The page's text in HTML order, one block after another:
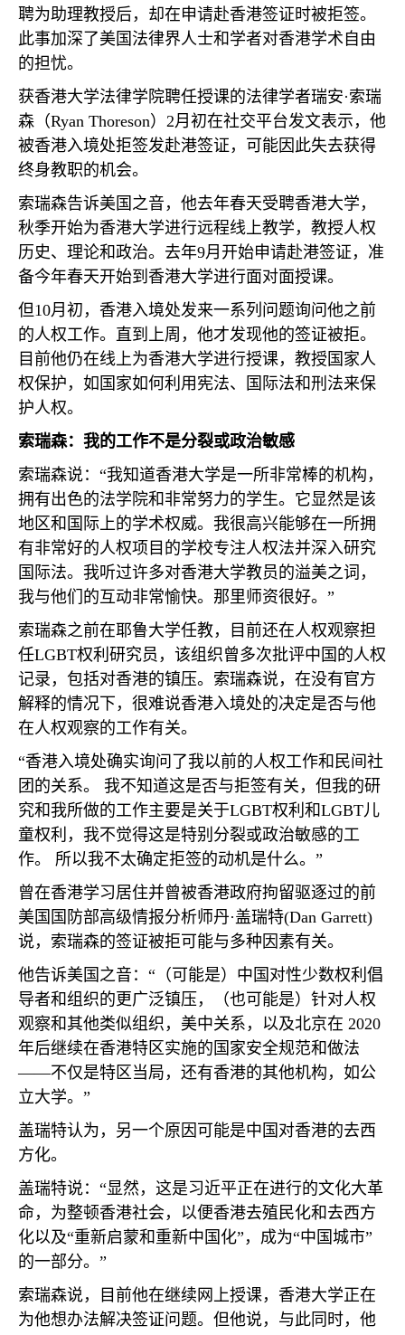
聘为助理教授后，却在申请赴香港签证时被拒签。
此事加深了美国法律界人士和学者对香港学术自由
的担忧。
获香港大学法律学院聘任授课的法律学者瑞安·索瑞
森（Ryan Thoreson） 2月初在社交平台发文表示，他
被香港入境处拒签发赴港签证，可能因此失去获得
终身教职的机会。
索瑞森告诉美国之音，他去年春天受聘香港大学，
秋季开始为香港大学进行远程线上教学，教授人权
历史、理论和政治。去年9月开始申请赴港签证，准
备今年春天开始到香港大学进行面对面授课。
但10月初，香港入境处发来一系列问题询问他之前
的人权工作。直到上周，他才发现他的签证被拒。
目前他仍在线上为香港大学进行授课，教授国家人
权保护，如国家如何利用宪法、国际法和刑法来保
护人权。
索瑞森：我的工作不是分裂或政治敏感
索瑞森说：“我知道香港大学是一所非常棒的机构，
拥有出色的法学院和非常努力的学生。它显然是该
地区和国际上的学术权威。我很高兴能够在一所拥
有非常好的人权项目的学校专注人权法并深入研究
国际法。我听过许多对香港大学教员的溢美之词，
我与他们的互动非常愉快。那里师资很好。”
索瑞森之前在耶鲁大学任教，目前还在人权观察担
任LGBT权利研究员，该组织曾多次批评中国的人权
记录，包括对香港的镇压。索瑞森说，在没有官方
解释的情况下，很难说香港入境处的决定是否与他
在人权观察的工作有关。
“香港入境处确实询问了我以前的人权工作和民间社
团的关系。 我不知道这是否与拒签有关，但我的研
究和我所做的工作主要是关于LGBT权利和LGBT儿
童权利，我不觉得这是特别分裂或政治敏感的工
作。 所以我不太确定拒签的动机是什么。”
曾在香港学习居住并曾被香港政府拘留驱逐过的前
美国国防部高级情报分析师丹·盖瑞特(Dan Garrett)
说，索瑞森的签证被拒可能与多种因素有关。
他告诉美国之音：“（可能是）中国对性少数权利倡
导者和组织的更广泛镇压，（也可能是）针对人权
观察和其他类似组织，美中关系，以及北京在 2020
年后继续在香港特区实施的国家安全规范和做法
——不仅是特区当局，还有香港的其他机构，如公
立大学。”
盖瑞特认为，另一个原因可能是中国对香港的去西
方化。
盖瑞特说：“显然，这是习近平正在进行的文化大革
命，为整顿香港社会，以便香港去殖民化和去西方
化以及“重新启蒙和重新中国化”，成为“中国城市”
的一部分。”
索瑞森说，目前他在继续网上授课，香港大学正在
为他想办法解决签证问题。但他说，与此同时，他